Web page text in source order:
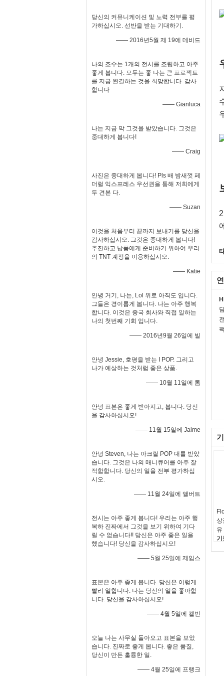
당신의 커뮤니케이션 및 노력 전부를 평
가하십시오. 선반을 받는 기대하기.
—— 2016년5월 제 19에 데비드
나의 조수는 1개의 전시를 조립하고 아주
좋게 봅니다. 모두는 좋 나는 큰 프로젝트
를 지금 완결하는 것을 희망합니다. 감사
합니다
—— Gianluca
나는 지금 막 그것을 받았습니다. 그것은
중대하게 봅니다!
—— Craig
사진은 중대하게 봅니다! Pls 배 밤새껏 페
더럴 익스프레스 우선권을 통해 저희에게
두 견본 다.
—— Suzan
이것을 처음부터 끝까지 보내기를 당신을
감사하십시오. 그것은 중대하게 봅니다!
추진하고 납품에게 준비하기 위하여 우리
의 TNT 계정을 이용하십시오.
—— Katie
안녕 거기, 나는, Lol 위로 아직도 입니다.
그들은 경이롭게 봅니다. 나는 아주 행복
합니다. 이것은 중국 회사와 직접 일하는
나의 첫번째 기회 입니다.
—— 2016년9월 26일에 빌
안녕 Jessie, 호평을 받는 I POP. 그리고
나가 예상하는 것처럼 좋은 상품.
—— 10월 11일에 톰
안녕 표본은 좋게 받아지고, 봅니다. 당신
을 감사하십시오!
—— 11월 15일에 Jaime
안녕 Steven, 나는 아크릴 POP 대를 받았
습니다. 그것은 나의 매니큐어를 아주 잘
적합합니다. 당신의 일을 전부 평가하십
시오.
—— 11월 24일에 앨버트
전시는 아주 좋게 봅니다! 우리는 아주 행
복하 진짜에서 그것을 보기 위하여 기다
릴 수 없습니다!! 당신은 아주 좋은 일을
했습니다! 당신을 감사하십시오!
—— 5월 25일에 제임스
표본은 아주 좋게 봅니다. 당신은 이렇게
빨리 일합니다. 나는 당신의 일을 좋아합
니다. 당신을 감사하십시오!
—— 4월 5일에 켈빈
오늘 나는 사무실 돌아오고 표본을 보았
습니다. 진짜로 좋게 봅니다. 좋은 품질,
당신이 만든 훌륭한 일.
—— 4월 25일에 프랭크
상
유